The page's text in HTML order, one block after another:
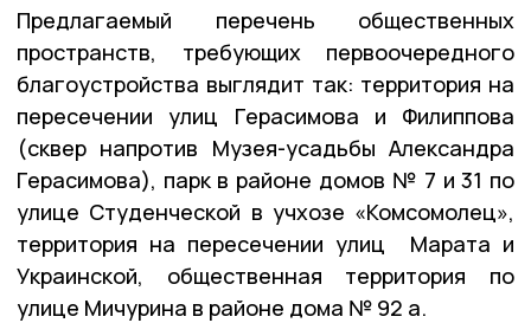
Предлагаемый перечень общественных
пространств, требующих первоочередного
благоустройства выглядит так: территория на
пересечении улиц Герасимова и Филиппова
(сквер напротив Музея-усадьбы Александра
Герасимова), парк в районе домов № 7 и 31 по
улице Студенческой в учхозе «Комсомолец»,
территория на пересечении улиц Марата и
Украинской, общественная территория по
улице Мичурина в районе дома № 92 а.